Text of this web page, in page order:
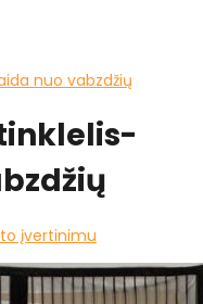
nuo vabzdžių
įvertinimu